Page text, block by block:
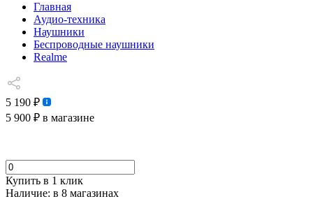
Главная
Аудио-техника
Наушники
Беспроводные наушники
Realme
5 190 ₽
5 900 ₽ в магазине
Купить в 1 клик
Наличие: в 8 магазинах